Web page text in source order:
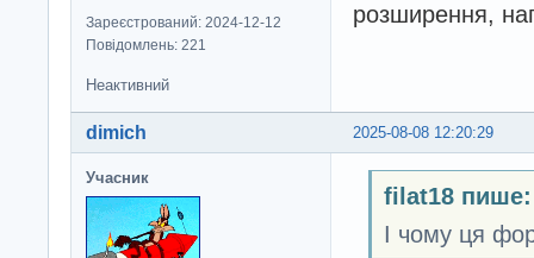
Зареєстрований: 2024-12-12
Повідомлень: 221
розширення,
Неактивний
2025-08-08 12:20:29
dimich
Учасник
filat18 пише:
І чому ця